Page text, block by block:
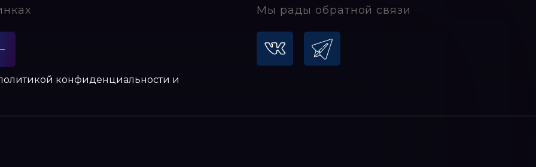
конфиденциальности и
Мы рады обратной связи